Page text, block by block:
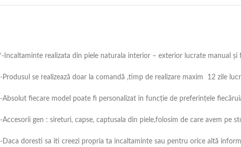
‘-Incaltaminte realizata din piele naturala interior – exterior lucrate manual și
-Produsul se realizează doar la comandă ,timp de realizare maxim 12 zile
-Absolut fiecare model poate fi personalizat in funcție de preferințele
-Accesorii gen : sireturi, capse, captusala din piele,folosim de care avem pe
-Daca doresti sa iti creezi propria ta incaltaminte sau pentru orice altă